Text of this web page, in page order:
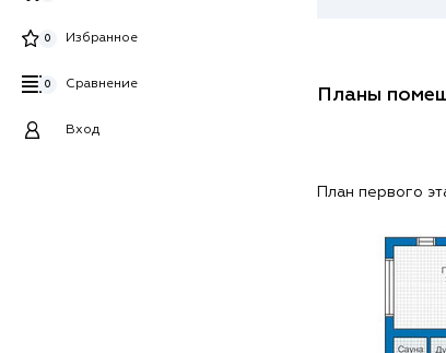
Избранное
0
Сравнение
0
Вход
Планы
План первого